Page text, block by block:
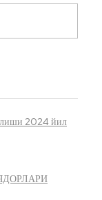
2024 йил